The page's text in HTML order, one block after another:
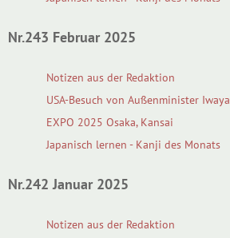
Nr.243 Februar 2025
Notizen aus der Redaktion
USA-Besuch von Außenminister Iwaya
EXPO 2025 Osaka, Kansai
Japanisch lernen - Kanji des Monats
Nr.242 Januar 2025
Notizen aus der Redaktion